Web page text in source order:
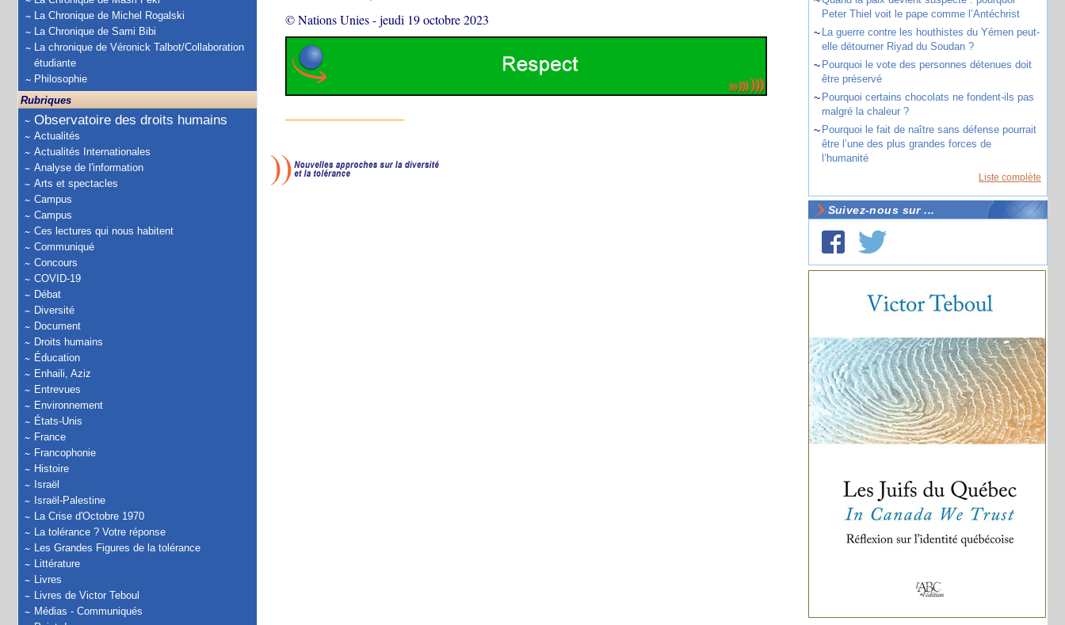
La Chronique de Michel Rogalski
La Chronique de Sami Bibi
La chronique de Véronick Talbot/Collaboration
étudiante
Philosophie
Rubriques
Observatoire des droits humains
Actualités
Actualités Internationales
Analyse de l'information
Arts et spectacles
Campus
Campus
Ces lectures qui nous habitent
Communiqué
Concours
COVID-19
Débat
Diversité
Document
Droits humains
Éducation
Enhaili, Aziz
Entrevues
Environnement
États-Unis
France
Francophonie
Histoire
Israël
Israël-Palestine
La Crise d'Octobre 1970
La tolérance ? Votre réponse
Les Grandes Figures de la tolérance
Littérature
Livres
Livres de Victor Teboul
Médias - Communiqués
© Nations Unies-jeudi 19 octobre 2023
Peter Thiel voit le pape comme l’Antéchrist
~ La guerre contre les houthistes du Yémen peut-
elle détourner Riyad du Soudan ?
~ Pourquoi le vote des personnes détenues doit
être préservé
~ Pourquoi certains chocolats ne fondent-ils pas
malgré la chaleur ?
~ Pourquoi le fait de naître sans défense pourrait
être l’une des plus grandes forces de
l’humanité
Liste complète
Suivez-nous sur ...